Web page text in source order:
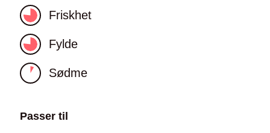
Friskhet
Fylde
Sødme
Passer til